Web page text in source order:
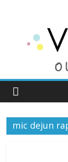
mic dejun